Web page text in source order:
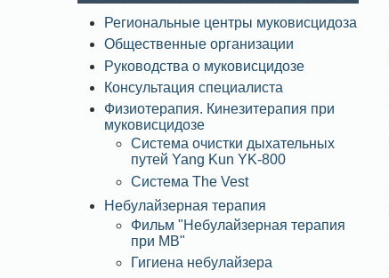
Региональные центры муковисцидоза
Общественные организации
Руководства о муковисцидозе
Консультация специалиста
Физиотерапия. Кинезитерапия при
муковисцидозе
Система очистки дыхательных
путей Yang Kun YK-800
Система The Vest
Небулайзерная терапия
Фильм "Небулайзерная терапия
при МВ"
Гигиена небулайзера